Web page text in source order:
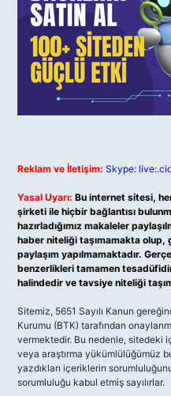
Reklam ve İletişim: Skype:
Yasal Uyarı: Bu internet sitesi,
şirketi ile hiçbir bağlantısı
hazırladığımız makaleler
haber niteliği taşımamakta olup,
paylaşım yapılmamaktadır.
benzerlikleri tamamen
halindedir ve tavsiye niteliği
Sitemiz, 5651 Sayılı Kanun
Kurumu (BTK) tarafından
vermektedir. Bu nedenle, sitedeki
veya araştırma yükümlülüğümüz
yazdıkları içeriklerin
sorumluluğu kabul etmiş sayılırlar.